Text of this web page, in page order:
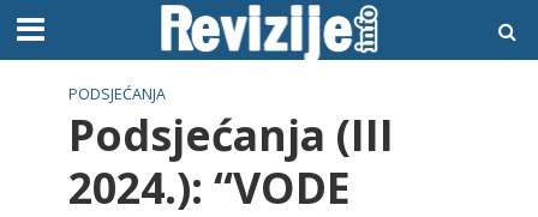
PODSJEĆANJA
Podsjećanja (III
2024.): “VODE